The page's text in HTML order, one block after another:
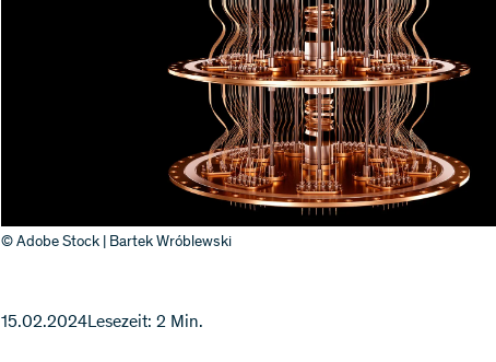
© Adobe Stock | Bartek Wróblewski
15.02.2024Lesezeit: 2 Min.